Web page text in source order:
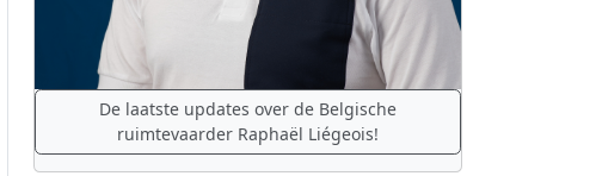
De laatste updates over de Belgische
ruimtevaarder Raphaël Liégeois!